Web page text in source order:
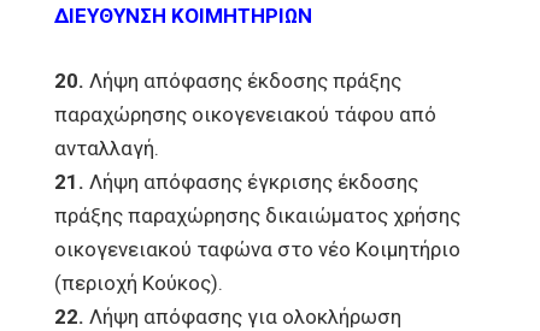
ΔΙΕΥΘΥΝΣΗ ΚΟΙΜΗΤΗΡΙΩΝ
20. Λήψη απόφασης έκδοσης πράξης
παραχώρησης οικογενειακού τάφου από
ανταλλαγή.
21. Λήψη απόφασης έγκρισης έκδοσης
πράξης παραχώρησης δικαιώματος χρήσης
οικογενειακού ταφώνα στο νέο Κοιμητήριο
(περιοχή Κούκος).
22. Λήψη απόφασης για ολοκλήρωση